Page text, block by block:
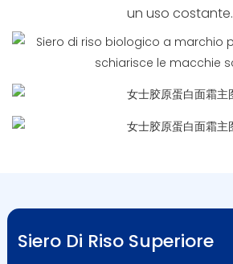
un uso costante.
Siero Di Riso Superiore